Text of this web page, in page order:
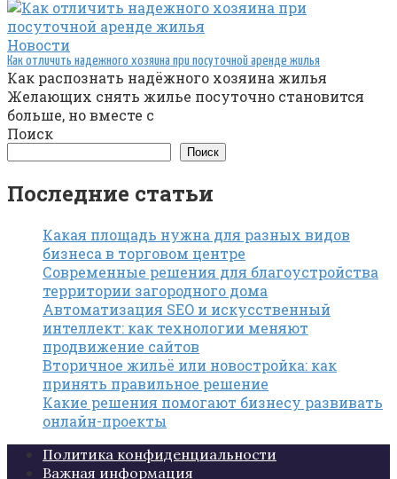
Новости
Как отличить надежного хозяина при посуточной аренде жилья
Как распознать надёжного хозяина жилья
Желающих снять жилье посуточно становится
больше, но вместе с
Поиск
Поиск
Последние статьи
Какая площадь нужна для разных видов
бизнеса в торговом центре
Современные решения для благоустройства
территории загородного дома
Автоматизация SEO и искусственный
интеллект: как технологии меняют
продвижение сайтов
Вторичное жильё или новостройка: как
принять правильное решение
Какие решения помогают бизнесу развивать
онлайн-проекты
Политика конфиденциальности
Важная информация